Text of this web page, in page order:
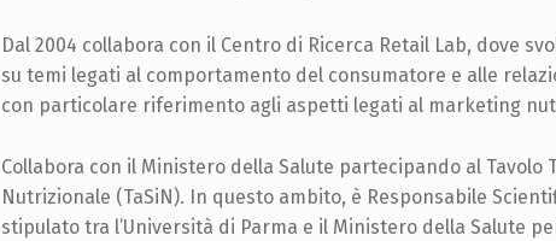
Dal 2004 collabora con il Centro di Ricerca Retail Lab, dove
su temi legati al comportamento del consumatore e alle
con particolare riferimento agli aspetti legati al marketing
Collabora con il Ministero della Salute partecipando al Tavolo
Nutrizionale (TaSiN). In questo ambito, è Responsabile
stipulato tra l’Università di Parma e il Ministero della Salute